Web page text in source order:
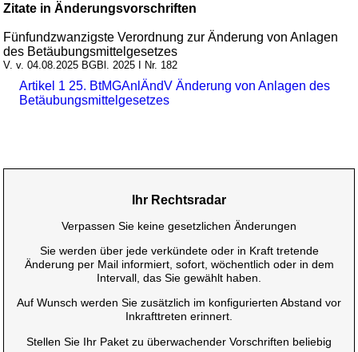
Zitate in Änderungsvorschriften
Fünfundzwanzigste Verordnung zur Änderung von Anlagen
des Betäubungsmittelgesetzes
V. v. 04.08.2025 BGBl. 2025 I Nr. 182
Artikel 1 25. BtMGAnlÄndV Änderung von Anlagen des
Betäubungsmittelgesetzes
Ihr Rechtsradar
Verpassen Sie keine gesetzlichen Änderungen
Sie werden über jede verkündete oder in Kraft tretende
Änderung per Mail informiert, sofort, wöchentlich oder in dem
Intervall, das Sie gewählt haben.
Auf Wunsch werden Sie zusätzlich im konfigurierten Abstand vor
Inkrafttreten erinnert.
Stellen Sie Ihr Paket zu überwachender Vorschriften beliebig